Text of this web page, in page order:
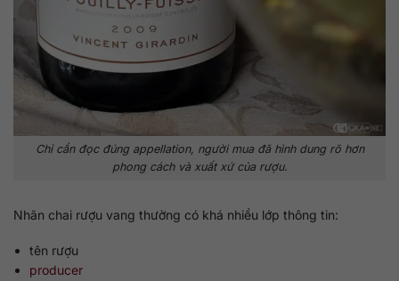
Chỉ cần đọc đúng appellation, người mua đã hình dung rõ hơn
phong cách và xuất xứ của rượu.
Nhãn chai rượu vang thường có khá nhiều lớp thông tin:
tên rượu
producer